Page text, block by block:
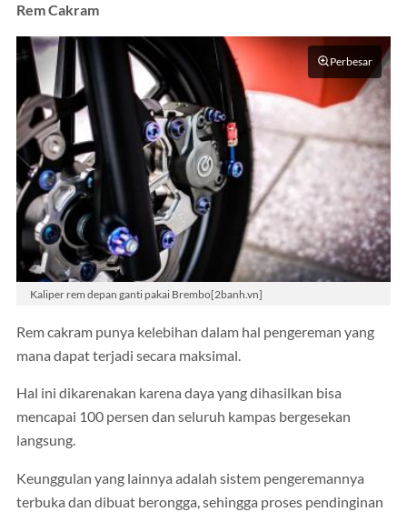
Rem Cakram
Perbesar
Kaliper rem depan ganti pakai Brembo[2banh.vn]
Rem cakram punya kelebihan dalam hal pengereman yang
mana dapat terjadi secara maksimal.
Hal ini dikarenakan karena daya yang dihasilkan bisa
mencapai 100 persen dan seluruh kampas bergesekan
langsung.
Keunggulan yang lainnya adalah sistem pengeremannya
terbuka dan dibuat berongga, sehingga proses pendinginan